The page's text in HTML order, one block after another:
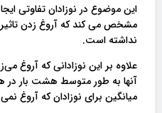
این موضوع در نوزادان تفاوتی
مشخص می کند که آروغ زدن
نداشته است.
علاوه بر این نوزادانی که آروغ
آنها به طور متوسط ​​هشت بار در
میانگین برای نوزادان که آروغ نمی زنند 3.7 مرتبه